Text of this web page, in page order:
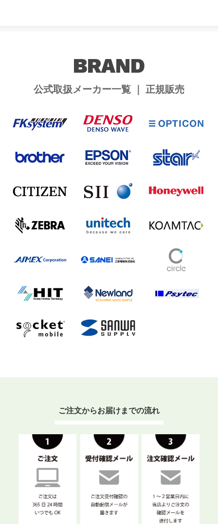
BRAND
公式取扱メーカー一覧 ｜ 正規販売
ご注文からお届けまでの流れ